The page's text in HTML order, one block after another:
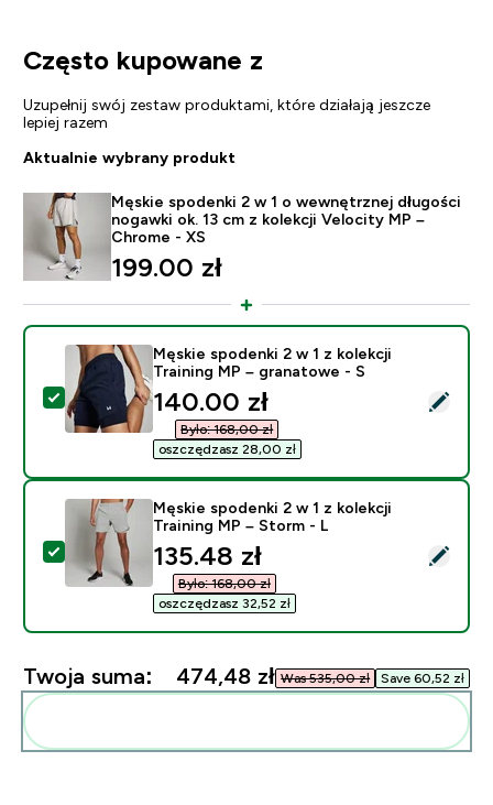
Często kupowane z
Uzupełnij swój zestaw produktami, które działają jeszcze
lepiej razem
Aktualnie wybrany produkt
Męskie spodenki 2 w 1 o wewnętrznej długości
nogawki ok. 13 cm z kolekcji Velocity MP –
Chrome - XS
199.00 zł‎
Wybierz ten produkt - Męskie spodenki 2 w 1 z
Męskie spodenki 2 w 1 z kolekcji
Training MP – granatowe - S
discounted price
140.00 zł‎
Było: 168,00 zł‎
oszczędzasz 28,00 zł‎
Wybierz ten produkt - Męskie spodenki 2 w 1 z
Męskie spodenki 2 w 1 z kolekcji
Training MP – Storm - L
discounted price
135.48 zł‎
Było: 168,00 zł‎
oszczędzasz 32,52 zł‎
Twoja suma: 474,48 zł‎ Was 535,00 zł‎ Save 60,52 zł‎